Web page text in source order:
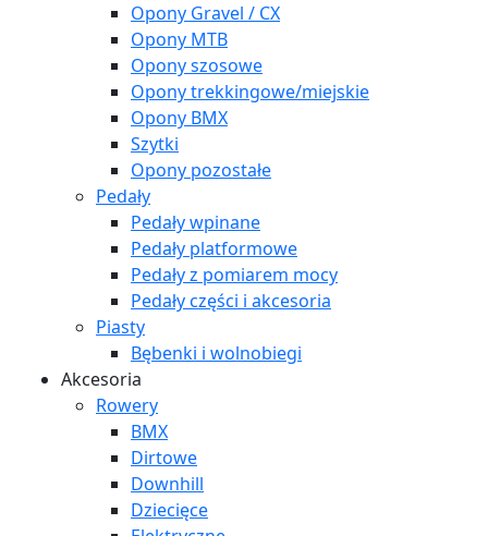
Opony Gravel / CX
Opony MTB
Opony szosowe
Opony trekkingowe/miejskie
Opony BMX
Szytki
Opony pozostałe
Pedały
Pedały wpinane
Pedały platformowe
Pedały z pomiarem mocy
Pedały części i akcesoria
Piasty
Bębenki i wolnobiegi
Akcesoria
Rowery
BMX
Dirtowe
Downhill
Dziecięce